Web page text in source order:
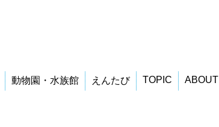
動物園・水族館 えんたび TOPIC ABOUT